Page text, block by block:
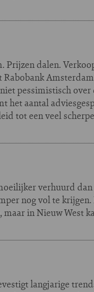
Prijzen dalen.
pessimistisch over
het aantal
tot een veel
verhuurd
nog vol te
in Nieuw West
langjarige